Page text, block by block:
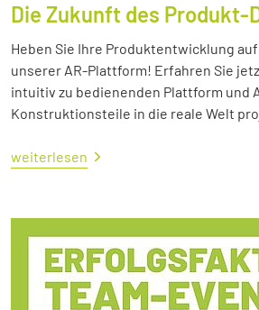
Die Zukunft des Produkt-
Heben Sie Ihre Produktentwicklung
unserer AR-Plattform! Erfahren Sie
intuitiv zu bedienenden Plattform und
Konstruktionsteile in die reale Welt
weiterlesen